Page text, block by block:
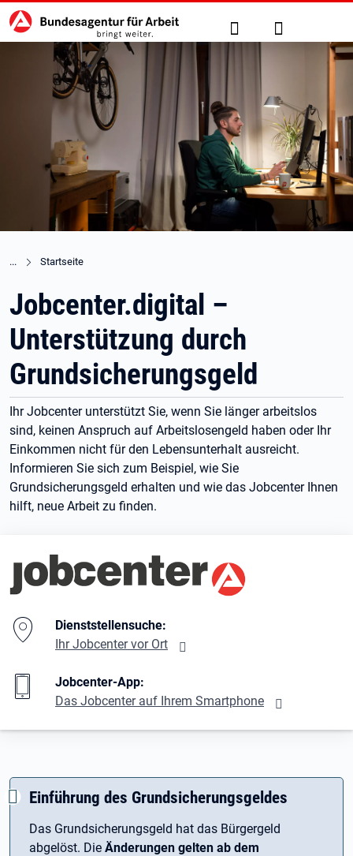
zu den Hauptinhalten springen
Hauptnavigation Suche Anmelden
Startseite
Jobcenter.digital –
Unterstützung durch
Grundsicherungsgeld
Ihr Jobcenter unterstützt Sie, wenn Sie länger arbeitslos
sind, keinen Anspruch auf Arbeitslosengeld haben oder Ihr
Einkommen nicht für den Lebensunterhalt ausreicht.
Informieren Sie sich zum Beispiel, wie Sie
Grundsicherungsgeld erhalten und wie das Jobcenter Ihnen
hilft, neue Arbeit zu finden.
Branding-Bereich Beschreibung
Dienststellensuche:
Ihr Jobcenter vor Ort
Jobcenter-App:
Das Jobcenter auf Ihrem Smartphone
Einführung des Grundsicherungsgeldes
Das Grundsicherungsgeld hat das Bürgergeld
abgelöst. Die Änderungen gelten ab dem